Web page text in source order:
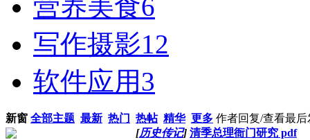
营养美食6
写作摄影12
软件应用3
新窗 全部主题 最新 热门 热帖 精华 更多 作者回复/查看最后
[历史传记] 清季总理衙门研究 pdf